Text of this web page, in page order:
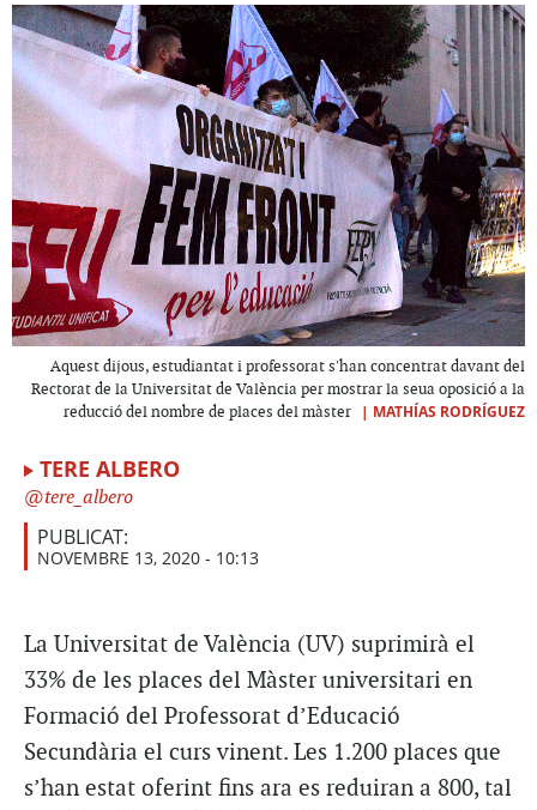
Aquest dijous, estudiantat i professorat s'han concentrat davant del
Rectorat de la Universitat de València per mostrar la seua oposició a la
reducció del nombre de places del màster
| MATHÍAS RODRÍGUEZ
TERE ALBERO
tere_albero
PUBLICAT:
NOVEMBRE 13, 2020 - 10:13
La Universitat de València (UV) suprimirà el
33% de les places del Màster universitari en
Formació del Professorat d’Educació
Secundària el curs vinent. Les 1.200 places que
s’han estat oferint fins ara es reduiran a 800, tal